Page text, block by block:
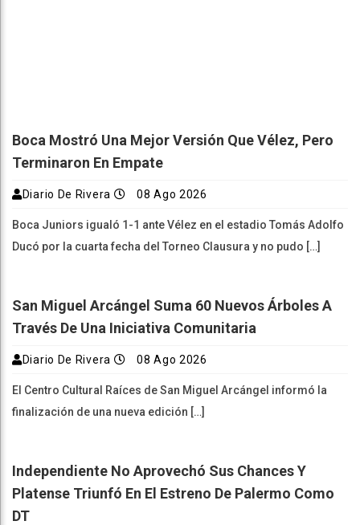
Boca Mostró Una Mejor Versión Que Vélez, Pero
Terminaron En Empate
Diario De Rivera 08 Ago 2026
Boca Juniors igualó 1-1 ante Vélez en el estadio Tomás Adolfo
Ducó por la cuarta fecha del Torneo Clausura y no pudo […]
San Miguel Arcángel Suma 60 Nuevos Árboles A
Través De Una Iniciativa Comunitaria
Diario De Rivera 08 Ago 2026
El Centro Cultural Raíces de San Miguel Arcángel informó la
finalización de una nueva edición […]
Independiente No Aprovechó Sus Chances Y
Platense Triunfó En El Estreno De Palermo Como
DT